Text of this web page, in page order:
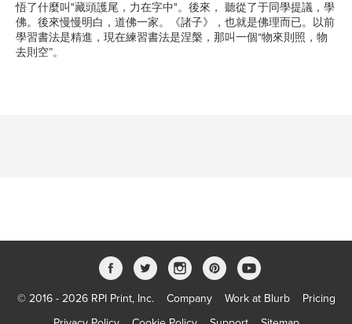
悟了什麼叫"藏頭護尾，力在字中"。後來， 聽從了于同學提議，學
佛。後來慢慢明白，道佛一家。《諸子》，也就是佛理而已。以前
學習書法是精進，現在練習書法是涅槃，那叫一個“物來則照，物
去則空”。
© 2016 - 2026 RPI Print, Inc. Company Work at Blurb
Pricing